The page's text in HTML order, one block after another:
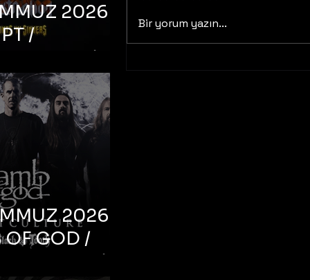
Bir yorum yazın...
2026 –
/
/
‘N’
– İstanbul,
Uniq
2026 –
OF GOD /
CULTURE /